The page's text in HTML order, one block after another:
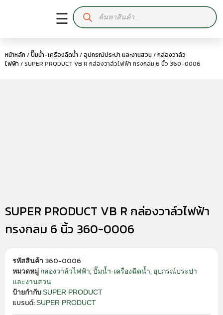
☰
หน้าหลัก /ปั๊มน้ำ-เครื่องฉีดน้ำ /อุปกรณ์ประปา และงานสวน /กล่องวาล์ว
ไฟฟ้า / SUPER PRODUCT VB R กล่องวาล์วไฟฟ้า ทรงกลม 6 นิ้ว 360-0006
SUPER PRODUCT VB R กล่องวาล์วไฟฟ้า
ทรงกลม 6 นิ้ว 360-0006
รหัสสินค้า 360-0006
หมวดหมู่ กล่องวาล์วไฟฟ้า,ปั๊มน้ำ-เครื่องฉีดน้ำ, อุปกรณ์ประปา
และงานสวน
ป้ายกำกับ SUPER PRODUCT
แบรนด์:SUPER PRODUCT